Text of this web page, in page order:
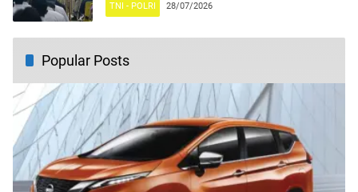
TNI - POLRI 28/07/2026
Popular Posts